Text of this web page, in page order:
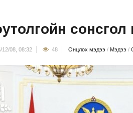
сонсгол
12/08, 08:32 48 Онцлох мэдээ / Мэдээ /